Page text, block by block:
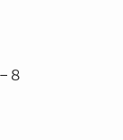
８